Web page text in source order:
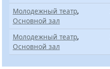
Молодежный театр,
Основной зал
Молодежный театр,
Основной зал